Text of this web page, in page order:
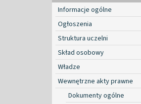
Informacje ogólne
Ogłoszenia
Struktura uczelni
Skład osobowy
Władze
Wewnętrzne akty prawne
Dokumenty ogólne